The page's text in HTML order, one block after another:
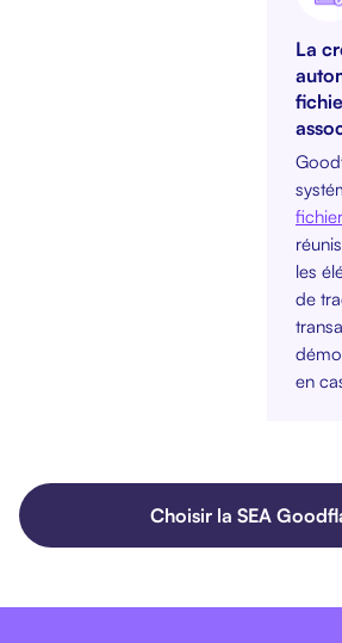
La
les
de
en
Choisir la SEA